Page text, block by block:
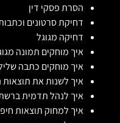
הסרת פסקי דין
דחיקת סרטונים
דחיקה מגוגל
איך מוחקים תמונה
איך מוחקים כתבה
איך לשנות את תוצאות
איך לנהל תדמית
איך למחוק תוצאות